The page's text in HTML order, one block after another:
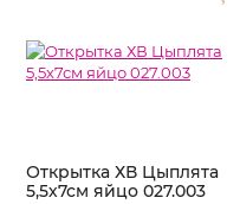
Открытка ХВ Цыплята
5,5х7см яйцо 027.003